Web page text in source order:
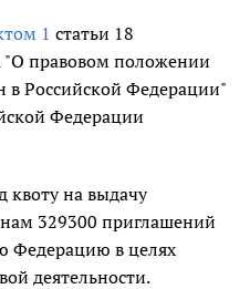
1 статьи 18
"О правовом положении
в Российской Федерации"
Федерации
квоту на выдачу
329300 приглашений
Федерацию в целях
деятельности.